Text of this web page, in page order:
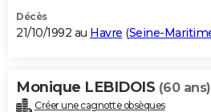
Décès
21/10/1992 au Havre (Seine-
Monique LEBIDOIS (60 ans)
Créer une cagnotte obsèques